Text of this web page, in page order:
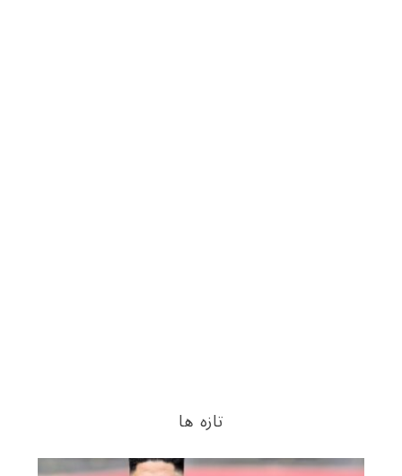
تازه ها